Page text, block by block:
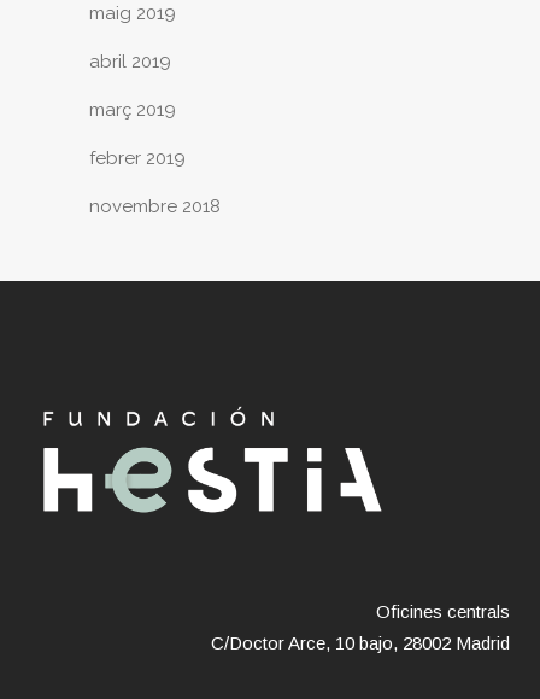
maig 2019
abril 2019
març 2019
febrer 2019
novembre 2018
Oficines centrals
C/Doctor Arce, 10 bajo, 28002 Madrid